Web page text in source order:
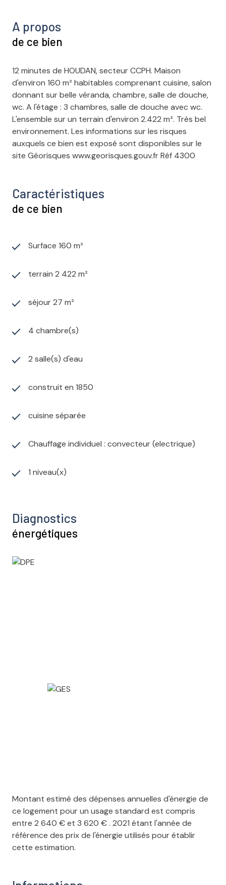
A propos
de ce bien
12 minutes de HOUDAN, secteur CCPH. Maison
d'environ 160 m² habitables comprenant cuisine, salon
donnant sur belle véranda, chambre, salle de douche,
wc. A l'étage : 3 chambres, salle de douche avec wc.
L'ensemble sur un terrain d'environ 2.422 m². Très bel
environnement. Les informations sur les risques
auxquels ce bien est exposé sont disponibles sur le
site Géorisques www.georisques.gouv.fr Réf 4300
Caractéristiques
de ce bien
Surface 160 m²
terrain 2 422 m²
séjour 27 m²
4 chambre(s)
2 salle(s) d'eau
construit en 1850
cuisine séparée
Chauffage individuel : convecteur (electrique)
1 niveau(x)
Diagnostics
énergétiques
Montant estimé des dépenses annuelles d'énergie de
ce logement pour un usage standard est compris
entre 2 640 € et 3 620 € . 2021 étant l'année de
référence des prix de l'énergie utilisés pour établir
cette estimation.